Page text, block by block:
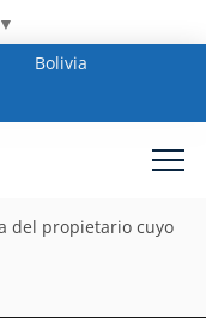
▼
Bolivia
del propietario cuyo